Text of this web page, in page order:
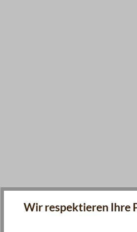
Wir respektieren Ihre